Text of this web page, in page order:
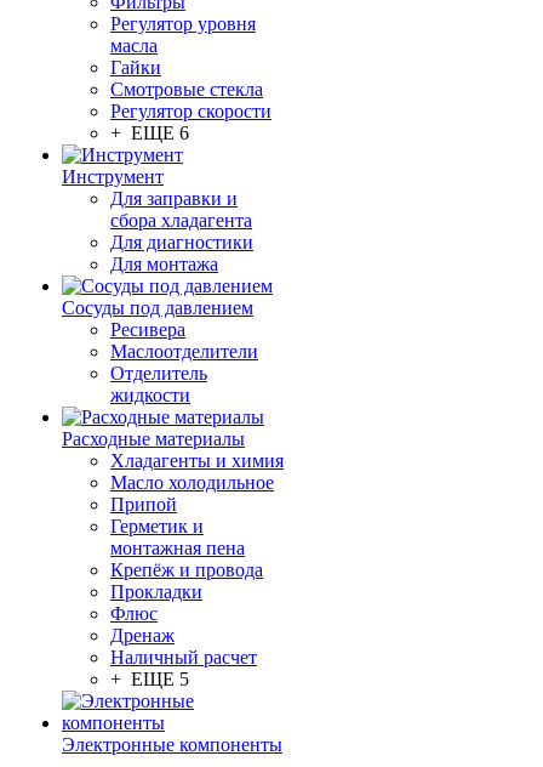
Регулятор уровня
масла
Гайки
Смотровые стекла
Регулятор скорости
+ ЕЩЕ 6
Инструмент
Для заправки и
сбора хладагента
Для диагностики
Для монтажа
Сосуды под давлением
Ресивера
Маслоотделители
Отделитель
жидкости
Расходные материалы
Хладагенты и химия
Масло холодильное
Припой
Герметик и
монтажная пена
Крепёж и провода
Прокладки
Флюс
Дренаж
Наличный расчет
+ ЕЩЕ 5
Электронные компоненты